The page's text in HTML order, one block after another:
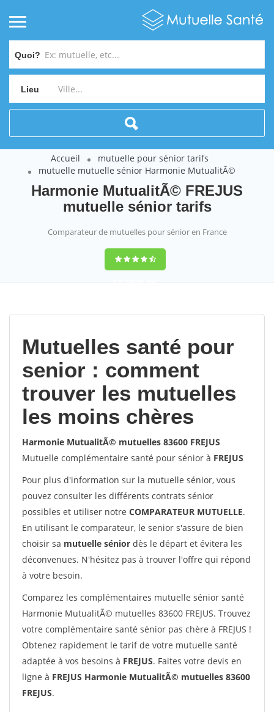
Quoi?
Lieu
Accueil
mutuelle pour sénior tarifs
mutuelle mutuelle sénior Harmonie MutualitÃ©
Harmonie MutualitÃ© FREJUS
mutuelle sénior tarifs
Comparateur de mutuelles pour sénior en France
9,2(100%)452
Mutuelles santé pour
senior : comment
trouver les mutuelles
les moins chères
Harmonie MutualitÃ© mutuelles 83600 FREJUS
Mutuelle complémentaire santé pour sénior à FREJUS
Pour plus d'information sur la mutuelle sénior, vous
pouvez consulter les différents contrats sénior
possibles et utiliser notre COMPARATEUR MUTUELLE.
En utilisant le comparateur, le senior s'assure de bien
choisir sa mutuelle sénior dès le départ et évitera les
déconvenues. N'hésitez pas à trouver l'offre qui répond
à votre besoin.
Comparez les complémentaires mutuelle sénior santé
Harmonie MutualitÃ© mutuelles 83600 FREJUS. Trouvez
votre complémentaire santé sénior pas chère à FREJUS !
Obtenez rapidement le tarif de votre mutuelle santé
adaptée à vos besoins à FREJUS. Faites votre devis en
ligne à FREJUS Harmonie MutualitÃ© mutuelles 83600
FREJUS.